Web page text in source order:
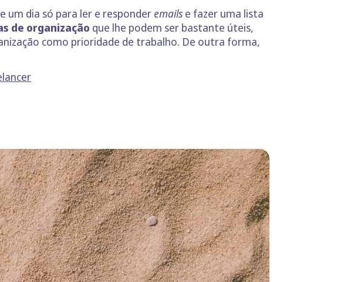
um dia só para ler e responderemails e fazer uma lista
de organização que lhe podem ser bastante úteis,
como prioridade de trabalho. De outra forma,